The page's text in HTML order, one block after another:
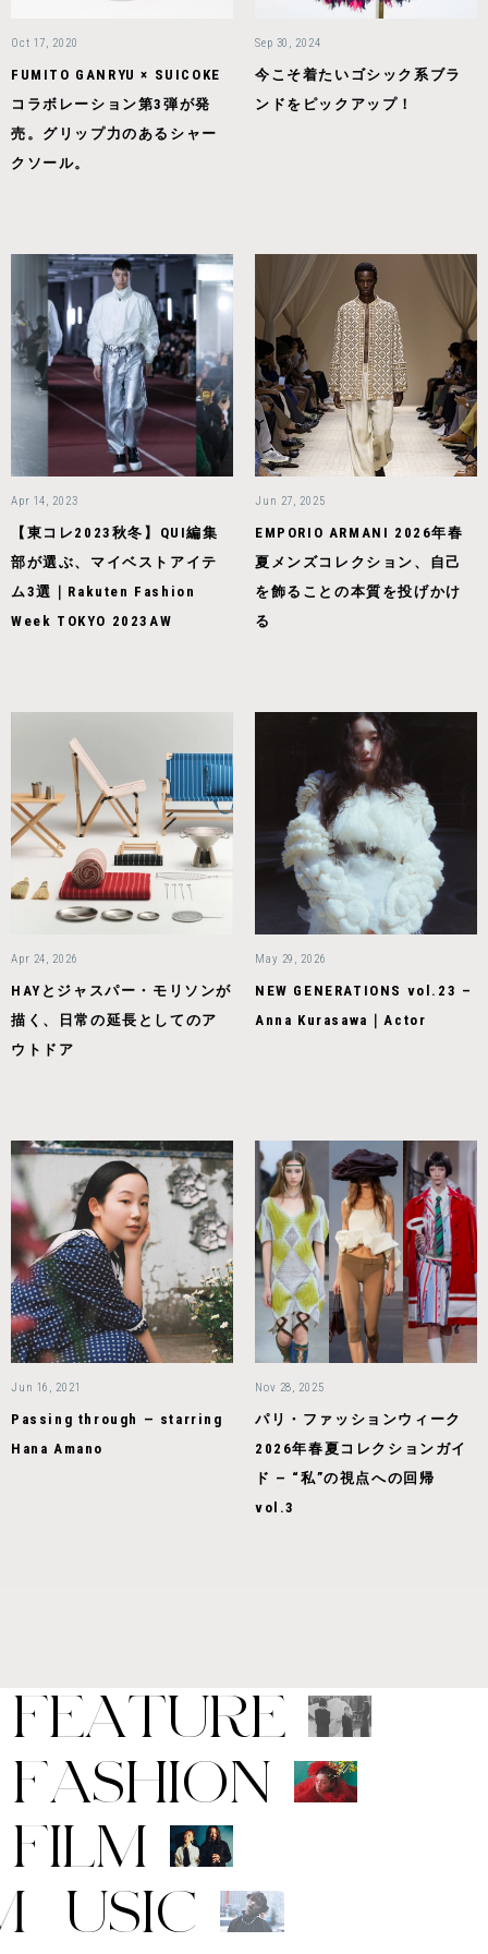
Oct 17, 2020
FUMITO GANRYU × SUICOKE
コラボレーション第3弾が発
売。グリップ力のあるシャー
クソール。
Sep 30, 2024
今こそ着たいゴシック系ブラ
ンドをピックアップ！
Apr 14, 2023
【東コレ2023秋冬】QUI編集
部が選ぶ、マイベストアイテ
ム3選｜Rakuten Fashion
Week TOKYO 2023AW
Jun 27, 2025
EMPORIO ARMANI 2026年春
夏メンズコレクション、自己
を飾ることの本質を投げかけ
る
Apr 24, 2026
HAYとジャスパー・モリソンが
描く、日常の延長としてのア
ウトドア
May 29, 2026
NEW GENERATIONS vol.23 –
Anna Kurasawa｜Actor
Jun 16, 2021
Passing through — starring
Hana Amano
Nov 28, 2025
パリ・ファッションウィーク
2026年春夏コレクションガイ
ド — “私”の視点への回帰
vol.3
FEATURE
FASHION
FILM
M USIC